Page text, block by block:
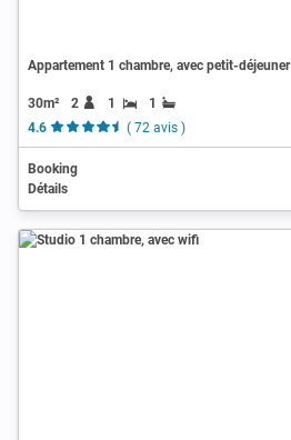
Appartement 1 chambre, avec petit-déjeuner
30m² 2 1
1
4.6
( 72 avis )
Booking
Détails